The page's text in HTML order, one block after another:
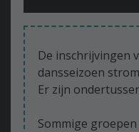
De inschrijvingen
dansseizoen
Er zijn
Sommige